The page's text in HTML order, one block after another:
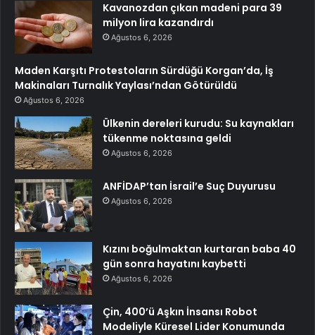
Kavanozdan çıkan madeni para 39
milyon lira kazandırdı
Ağustos 6, 2026
Maden Karşıtı Protestoların Sürdüğü Korgan’da, İş
Makinaları Turnalık Yaylası’ndan Götürüldü
Ağustos 6, 2026
Ülkenin dereleri kurudu: Su kaynakları
tükenme noktasına geldi
Ağustos 6, 2026
ANFİDAP’tan İsrail’e Suç Duyurusu
Ağustos 6, 2026
Kızını boğulmaktan kurtaran baba 40
gün sonra hayatını kaybetti
Ağustos 6, 2026
Çin, 400’ü Aşkın İnsansı Robot
Modeliyle Küresel Lider Konumunda